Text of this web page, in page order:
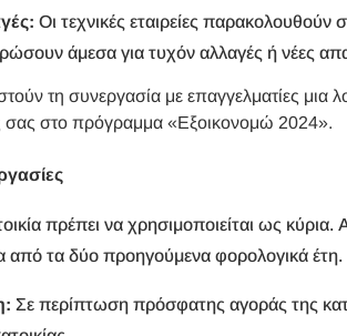
Οι τεχνικές εταιρείες παρακολουθούν
άμεσα για τυχόν αλλαγές ή νέες
τη συνεργασία με επαγγελματίες μια
σας στο πρόγραμμα «Εξοικονομώ 2024».
πρέπει να χρησιμοποιείται ως
από τα δύο προηγούμενα φορολογικά έτη.
Σε περίπτωση πρόσφατης αγοράς της